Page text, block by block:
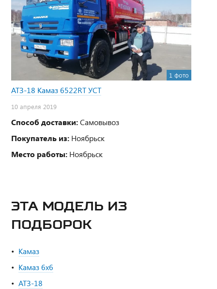
1 фото
АТЗ-18 Камаз 6522RТ УСТ
10 апреля 2019
Способ доставки:Самовывоз
Покупатель из: Ноябрьск
Место работы: Ноябрьск
ЭТА МОДЕЛЬ ИЗ
ПОДБОРОК
Камаз
Камаз 6х6
АТЗ-18